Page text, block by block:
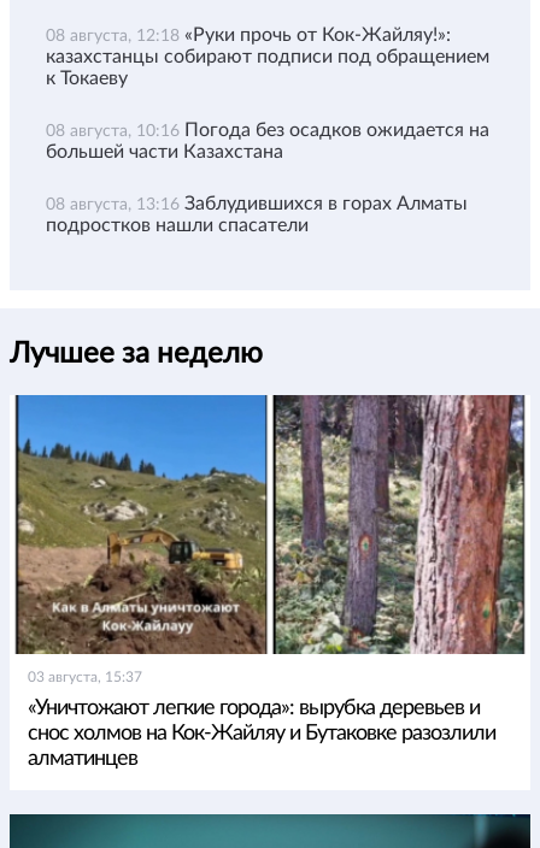
08 августа, 12:18 «Руки прочь от Кок-Жайляу!»:
казахстанцы собирают подписи под обращением
к Токаеву
08 августа, 10:16 Погода без осадков ожидается на
большей части Казахстана
08 августа, 13:16 Заблудившихся в горах Алматы
подростков нашли спасатели
Лучшее за неделю
03 августа, 15:37
«Уничтожают легкие города»: вырубка деревьев и
снос холмов на Кок-Жайляу и Бутаковке разозлили
алматинцев